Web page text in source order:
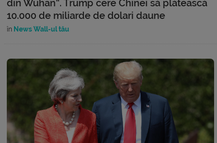
din Wuhan”. Trump cere Chinei să plătească
10.000 de miliarde de dolari daune
în News Wall-ul tău